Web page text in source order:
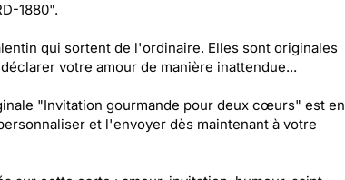
1880".
qui sortent de l'ordinaire. Elles sont originales
votre amour de manière inattendue...
"Invitation gourmande pour deux cœurs" est en
et l'envoyer dès maintenant à votre